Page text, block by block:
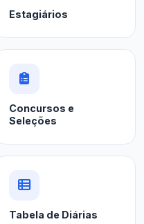
Estagiários
Concursos e
Seleções
Tabela de Diárias